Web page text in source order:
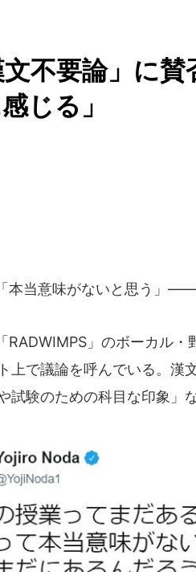
不要論」に
じる」
本当意味がないと思う」――
RADWIMPS」のボーカル
上で議論を呼んでいる。漢
試験のための科目な印象」